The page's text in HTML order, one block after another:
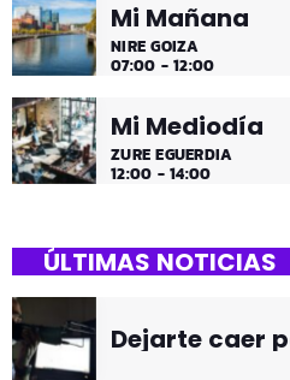
Mi Mañana
NIRE GOIZA
07:00 - 12:00
Mi Mediodía
ZURE EGUERDIA
12:00 - 14:00
ÚLTIMAS NOTICIAS
Dejarte caer